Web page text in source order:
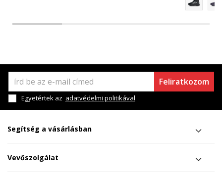
Feliratkozom
Egyetértek az adatvédelmi politikával
Segítség a vásárlásban
Vevőszolgálat